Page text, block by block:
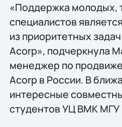
«Поддержка молодых,
специалистов
из приоритетных
Acorp», подчеркнула
менеджер по
Acorp в России. В
интересные
студентов УЦ ВМК МГУ